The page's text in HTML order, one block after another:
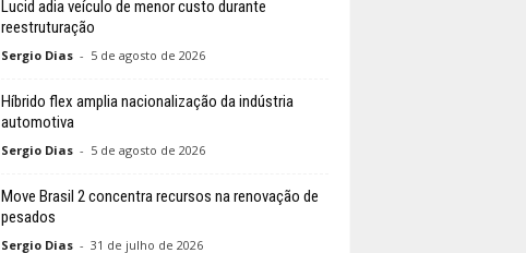
Lucid adia veículo de menor custo durante
reestruturação
Sergio Dias - 5 de agosto de 2026
Híbrido flex amplia nacionalização da indústria
automotiva
Sergio Dias - 5 de agosto de 2026
Move Brasil 2 concentra recursos na renovação de
pesados
Sergio Dias - 31 de julho de 2026